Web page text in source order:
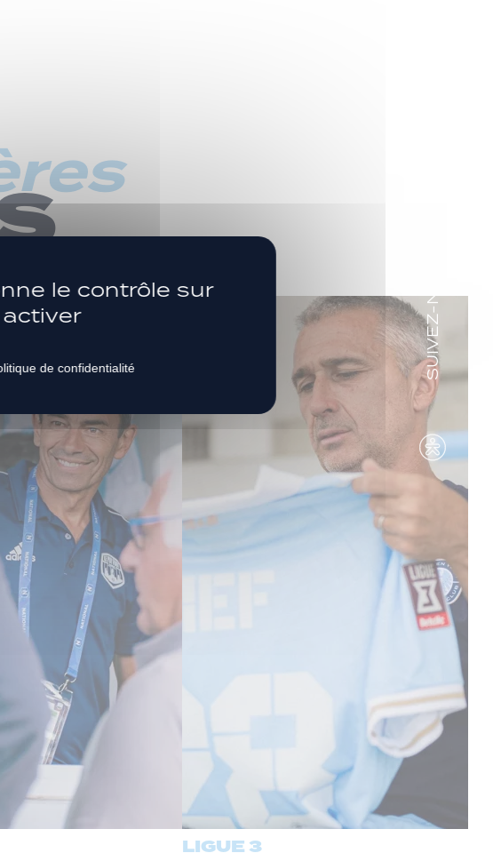
LIGUE 3
SUIVEZ-NOUS
le contrôle sur
de confidentialité